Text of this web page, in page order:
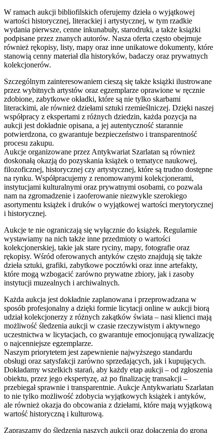
W ramach aukcji bibliofilskich oferujemy dzieła o wyjątkowej
wartości historycznej, literackiej i artystycznej, w tym rzadkie
wydania pierwsze, cenne inkunabuły, starodruki, a także książki
podpisane przez znanych autorów. Nasza oferta często obejmuje
również rękopisy, listy, mapy oraz inne unikatowe dokumenty, które
stanowią cenny materiał dla historyków, badaczy oraz prywatnych
kolekcjonerów.
Szczególnym zainteresowaniem cieszą się także książki ilustrowane
przez wybitnych artystów oraz egzemplarze oprawione w ręcznie
zdobione, zabytkowe okładki, które są nie tylko skarbami
literackimi, ale również dziełami sztuki rzemieślniczej. Dzięki naszej
współpracy z ekspertami z różnych dziedzin, każda pozycja na
aukcji jest dokładnie opisana, a jej autentyczność starannie
potwierdzona, co gwarantuje bezpieczeństwo i transparentność
procesu zakupu.
Aukcje organizowane przez Antykwariat Szarlatan są również
doskonałą okazją do pozyskania książek o tematyce naukowej,
filozoficznej, historycznej czy artystycznej, które są trudno dostępne
na rynku. Współpracujemy z renomowanymi kolekcjonerami,
instytucjami kulturalnymi oraz prywatnymi osobami, co pozwala
nam na zgromadzenie i zaoferowanie niezwykle szerokiego
asortymentu książek i druków o wyjątkowej wartości merytorycznej
i historycznej.
Aukcje te nie ograniczają się wyłącznie do książek. Regularnie
wystawiamy na nich także inne przedmioty o wartości
kolekcjonerskiej, takie jak stare ryciny, mapy, fotografie oraz
rękopisy. Wśród oferowanych antyków często znajdują się także
dzieła sztuki, grafiki, zabytkowe pocztówki oraz inne artefakty,
które mogą wzbogacić zarówno prywatne zbiory, jak i zasoby
instytucji muzealnych i archiwalnych.
Każda aukcja jest dokładnie zaplanowana i przeprowadzana w
sposób profesjonalny a dzięki formie licytacji online w aukcji biorą
udział kolekcjonerzy z różnych zakątków świata – nasi klienci mają
możliwość śledzenia aukcji w czasie rzeczywistym i aktywnego
uczestnictwa w licytacjach, co gwarantuje emocjonującą rywalizację
o najcenniejsze egzemplarze.
Naszym priorytetem jest zapewnienie najwyższego standardu
obsługi oraz satysfakcji zarówno sprzedających, jak i kupujących.
Dokładamy wszelkich starań, aby każdy etap aukcji – od zgłoszenia
obiektu, przez jego ekspertyzę, aż po finalizację transakcji –
przebiegał sprawnie i transparentnie. Aukcje Antykwariatu Szarlatan
to nie tylko możliwość zdobycia wyjątkowych książek i antyków,
ale również okazja do obcowania z dziełami, które mają wyjątkową
wartość historyczną i kulturową.
Zapraszamy do śledzenia naszych aukcji oraz dołączenia do grona